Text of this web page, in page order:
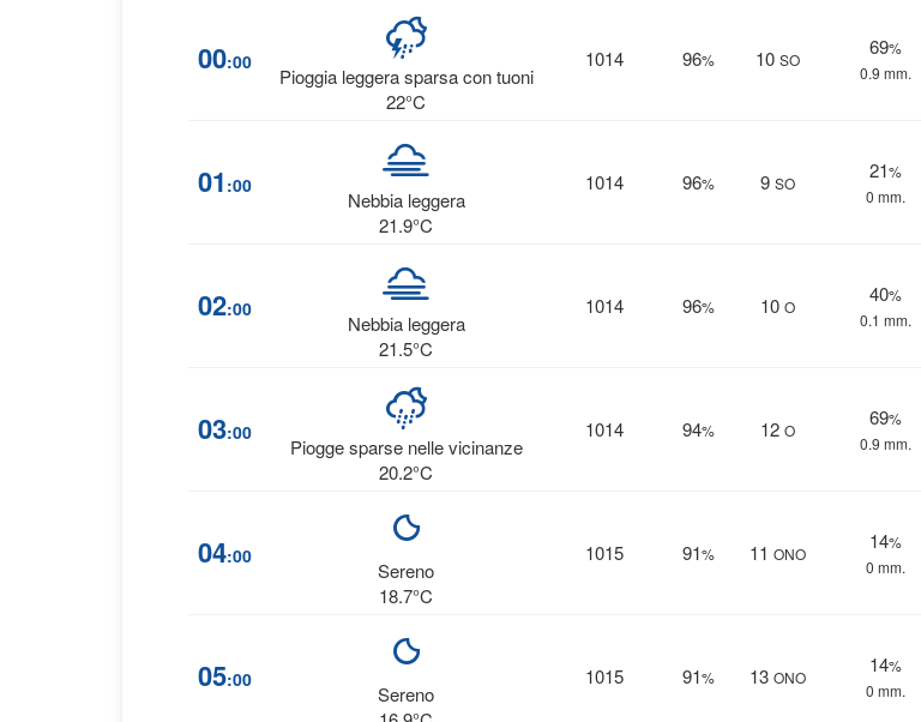
00:00
Pioggia leggera sparsa con tuoni
22°C
1014 96% 10 SO
69%
0.9 mm.
01 :00
Nebbia leggera
21.9°C
1014 96% 9 SO
21%
0 mm.
02:00
Nebbia leggera
21.5°C
1014 96% 10 O
40%
0.1 mm.
03:00
Piogge sparse nelle vicinanze
20.2°C
1014 94% 12 O
69%
0.9 mm.
04:00
Sereno
18.7°C
1015 91% 11 ONO
14%
0 mm.
05:00
Sereno
1015 91% 13 ONO
14%
0 mm.